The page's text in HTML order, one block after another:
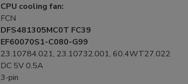
CPU cooling fan:
FCN
DFS481305MC0T FC39
EF60070S1-C080-G99
23.10784.021, 23.10732.001, 60.4WT27.022
DC 5V 0.5A
3-pin